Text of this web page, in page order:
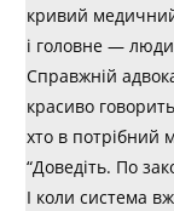
кривий
і головне —
Справжній
красиво
хто в потрібний
“Доведіть. По
І коли система